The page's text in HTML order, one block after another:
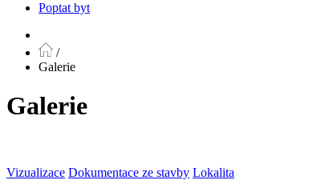
Poptat byt
/
Galerie
Galerie
Vizualizace Dokumentace ze stavby Lokalita